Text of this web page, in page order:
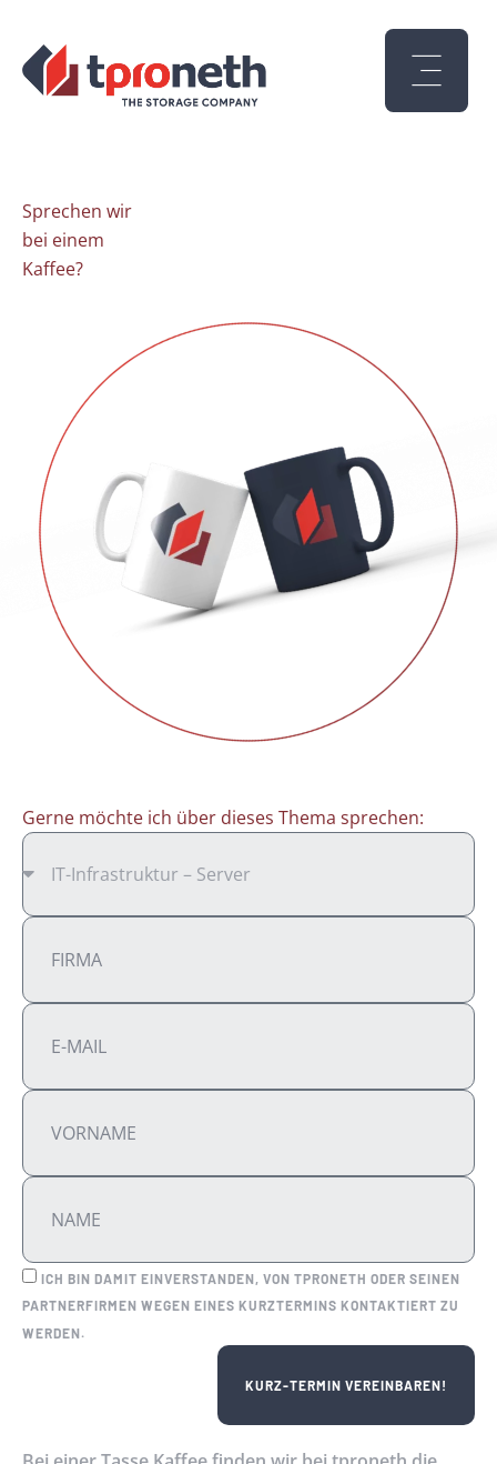
Sprechen wir
bei einem
Kaffee?
Gerne möchte ich über dieses Thema sprechen:
ICH BIN DAMIT EINVERSTANDEN, VON TPRONETH ODER SEINEN
PARTNERFIRMEN WEGEN EINES KURZTERMINS KONTAKTIERT ZU
WERDEN.
KURZ-TERMIN VEREINBAREN!